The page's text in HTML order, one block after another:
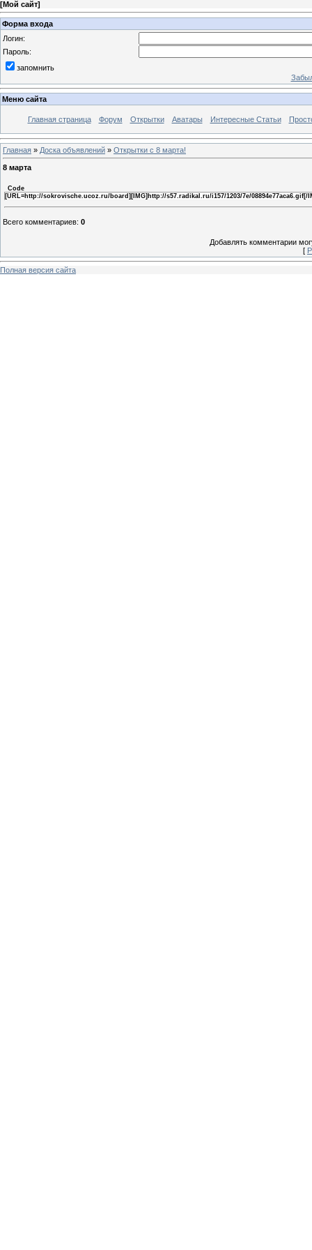
[Мой сайт]
Форма входа
Логин:
Пароль:
запомнить
Меню сайта
Главная страница Форум Открытки Аватары Интересные Статьи
Главная » Доска объявлений » Открытки с 8 марта!
8 марта
Code
[URL=http://sokrovische.ucoz.ru/board][IMG]http://s57.radikal.ru/i157/1203/7e/08894e77aca6.gif[/
Всего комментариев: 0
Добавлять комментарии
[
Полная версия сайта